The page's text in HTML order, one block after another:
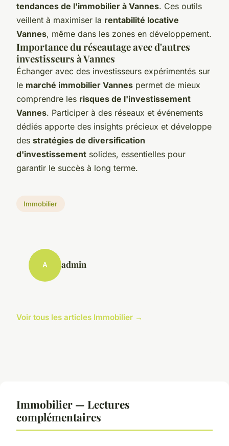
tendances de l'immobilier à Vannes. Ces outils
veillent à maximiser la rentabilité locative
Vannes, même dans les zones en développement.
Importance du réseautage avec d'autres
investisseurs à Vannes
Échanger avec des investisseurs expérimentés sur
le marché immobilier Vannes permet de mieux
comprendre les risques de l'investissement
Vannes. Participer à des réseaux et événements
dédiés apporte des insights précieux et développe
des stratégies de diversification
d'investissement solides, essentielles pour
garantir le succès à long terme.
Immobilier
A admin
Voir tous les articles Immobilier →
Immobilier — Lectures
complémentaires